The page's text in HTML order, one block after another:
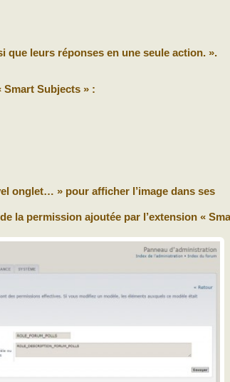
que leurs réponses en une seule action. ».
Smart Subjects » :
onglet… » pour afficher l’image dans ses
la permission ajoutée par l’extension «